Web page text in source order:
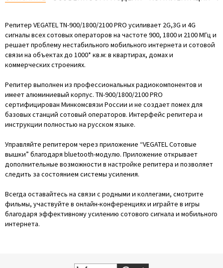
Репитер VEGATEL TN-900/1800/2100 PRO усиливает 2G,3G и 4G
сигналы всех сотовых операторов на частоте 900, 1800 и 2100 МГц и
решает проблему нестабильного мобильного интернета и сотовой
связи на объектах до 1000* кв.м: в квартирах, домах и
коммерческих строениях.
Репитер выполнен из профессиональных радиокомпонентов и
имеет алюминиевый корпус. TN-900/1800/2100 PRO
сертифицирован Минкомсвязи России и не создает помех для
базовых станций сотовый операторов. Интерфейс репитера и
инструкции полностью на русском языке.
Управляйте репитером через приложение “VEGATEL Сотовые
вышки” благодаря bluetooth-модулю. Приложение открывает
дополнительные возможности в настройке репитера и позволяет
следить за состоянием системы усиления.
Всегда оставайтесь на связи с родными и коллегами, смотрите
фильмы, участвуйте в онлайн-конференциях и играйте в игры
благодаря эффективному усилению сотового сигнала и мобильного
интернета.